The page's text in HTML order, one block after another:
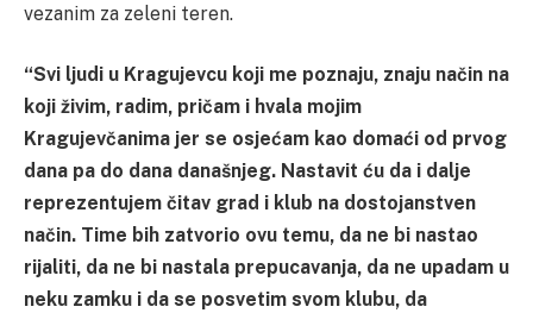
vezanim za zeleni teren.
“Svi ljudi u Kragujevcu koji me poznaju, znaju način na
koji živim, radim, pričam i hvala mojim
Kragujevčanima jer se osjećam kao domaći od prvog
dana pa do dana današnjeg. Nastavit ću da i dalje
reprezentujem čitav grad i klub na dostojanstven
način. Time bih zatvorio ovu temu, da ne bi nastao
rijaliti, da ne bi nastala prepucavanja, da ne upadam u
neku zamku i da se posvetim svom klubu, da